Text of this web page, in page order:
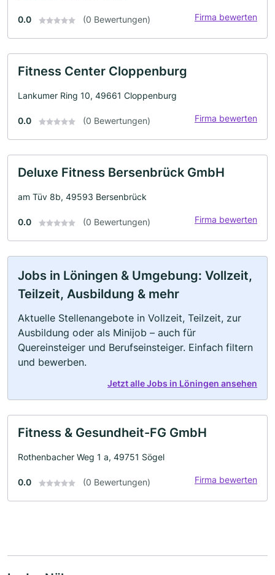
0.0 (0 Bewertungen) Firma bewerten
Fitness Center Cloppenburg
Lankumer Ring 10, 49661 Cloppenburg
0.0 (0 Bewertungen) Firma bewerten
Deluxe Fitness Bersenbrück GmbH
am Tüv 8b, 49593 Bersenbrück
0.0 (0 Bewertungen) Firma bewerten
Jobs in Löningen & Umgebung: Vollzeit,
Teilzeit, Ausbildung & mehr
Aktuelle Stellenangebote in Vollzeit, Teilzeit, zur
Ausbildung oder als Minijob – auch für
Quereinsteiger und Berufseinsteiger. Einfach filtern
und bewerben.
Jetzt alle Jobs in Löningen ansehen
Fitness & Gesundheit-FG GmbH
Rothenbacher Weg 1 a, 49751 Sögel
0.0 (0 Bewertungen) Firma bewerten